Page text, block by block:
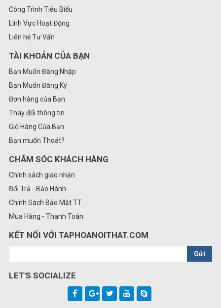
Công Trình Tiêu Biểu
Lĩnh Vực Hoạt Động
Liên hệ Tư Vấn
TÀI KHOẢN CỦA BẠN
Bạn Muốn Đăng Nhập
Bạn Muốn Đăng Ký
Đơn hàng của Bạn
Thay đổi thông tin
Giỏ Hàng Của Bạn
Bạn muốn Thoát?
CHĂM SÓC KHÁCH HÀNG
Chính sách giao nhận
Đổi Trả - Bảo Hành
Chính Sách Bảo Mật TT
Mua Hàng - Thanh Toán
KẾT NỐI VỚI TAPHOANOITHAT.COM
Gửi
LET'S SOCIALIZE